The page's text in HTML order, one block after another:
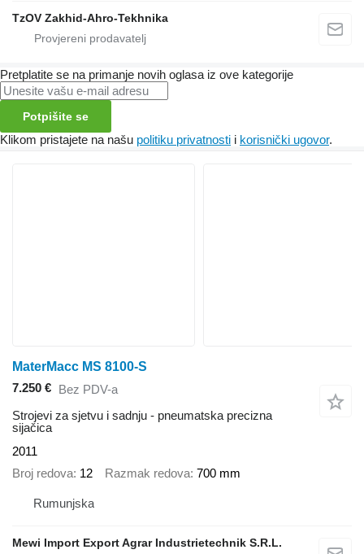
TzOV Zakhid-Ahro-Tekhnika
Pretplatite se na primanje novih oglasa iz ove kategorije
Potpišite se
Klikom pristajete na našu politiku privatnosti i korisnički ugovor.
MaterMacc MS 8100-S
7.250 € Bez PDV-a
Strojevi za sjetvu i sadnju - pneumatska precizna
sijačica
2011
Broj redova 12 Razmak redova 700 mm
Rumunjska
Mewi Import Export Agrar Industrietechnik S.R.L.